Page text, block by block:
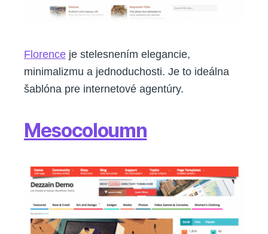
Florence je stelesnením elegancie,
minimalizmu a jednoduchosti. Je to ideálna
šablóna pre internetové agentúry.
Mesocoloumn